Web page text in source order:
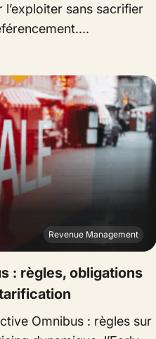
sans sacrifier
Revenue Management
: règles, obligations
Omnibus : règles sur